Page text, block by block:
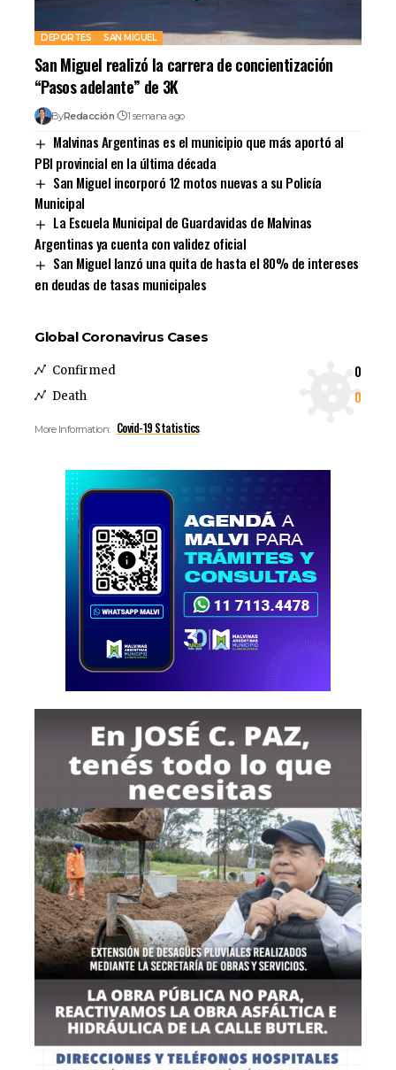
DEPORTES SAN MIGUEL
San Miguel realizó la carrera de concientización
“Pasos adelante” de 3K
ByRedacción 1 semana ago
Malvinas Argentinas es el municipio que más aportó al
PBI provincial en la última década
San Miguel incorporó 12 motos nuevas a su Policía
Municipal
La Escuela Municipal de Guardavidas de Malvinas
Argentinas ya cuenta con validez oficial
San Miguel lanzó una quita de hasta el 80% de intereses
en deudas de tasas municipales
Global Coronavirus Cases
Confirmed 0
Death 0
More Information: Covid-19 Statistics